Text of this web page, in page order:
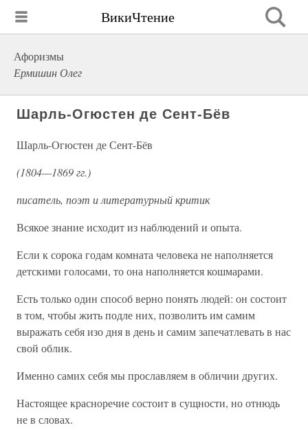
ВикиЧтение
Афоризмы
Ермишин Олег
Шарль-Огюстен де Сент-Бёв
Шарль-Огюстен де Сент-Бёв
(1804—1869 гг.)
писатель, поэт и литературный критик
Всякое знание исходит из наблюдений и опыта.
Если к сорока годам комната человека не наполняется
детскими голосами, то она наполняется кошмарами.
Есть только один способ верно понять людей: он состоит
в том, чтобы жить подле них, позволить им самим
выражать себя изо дня в день и самим запечатлевать в нас
свой облик.
Именно самих себя мы прославляем в обличии других.
Настоящее красноречие состоит в сущности, но отнюдь
не в словах.